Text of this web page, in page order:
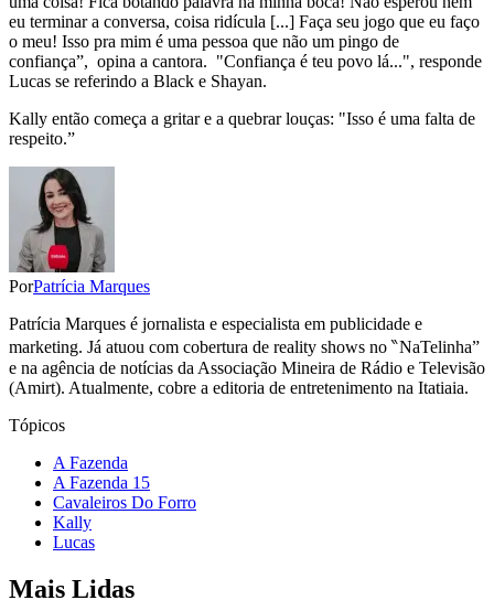
eu terminar a conversa, coisa ridícula [...] Faça seu jogo que eu faço
o meu! Isso pra mim é uma pessoa que não um pingo de
confiança”, opina a cantora. "Confiança é teu povo lá...", responde
Lucas se referindo a Black e Shayan.
Kally então começa a gritar e a quebrar louças: "Isso é uma falta de
respeito.”
PorPatrícia Marques
Patrícia Marques é jornalista e especialista em publicidade e
marketing. Já atuou com cobertura de reality shows no ‶NaTelinha”
e na agência de notícias da Associação Mineira de Rádio e Televisão
(Amirt). Atualmente, cobre a editoria de entretenimento na Itatiaia.
Tópicos
A Fazenda
A Fazenda 15
Cavaleiros Do Forro
Kally
Lucas
Mais Lidas